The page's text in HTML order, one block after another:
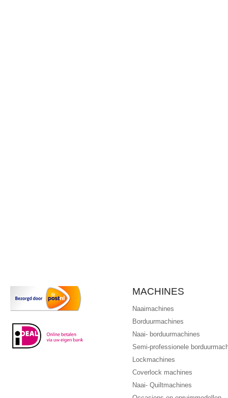
MACHINES
Naaimachines
Borduurmachines
Naai- borduurmachines
Semi-professionele
Lockmachines
Coverlock machines
Naai- Quiltmachines